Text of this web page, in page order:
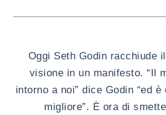
Oggi Seth Godin racchiude
visione in un manifesto. “Il
intorno a noi” dice Godin “ed
migliore”. È ora di